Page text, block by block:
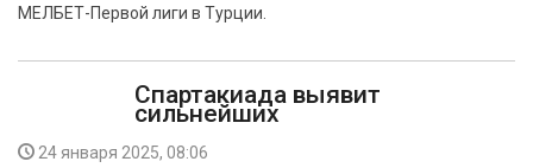
МЕЛБЕТ-Первой лиги в Турции.
Спартакиада выявит
сильнейших
24 января 2025, 08:06